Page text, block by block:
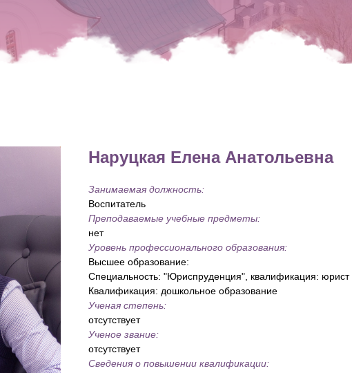
Наруцкая Елена Анатольевна
Занимаемая должность:
Воспитатель
Преподаваемые учебные предметы:
нет
Уровень профессионального образования:
Высшее образование:
Специальность: "Юриспруденция", квалификация: юрист
Квалификация: дошкольное образование
Ученая степень:
отсутствует
Ученое звание:
отсутствует
Сведения о повышении квалификации: